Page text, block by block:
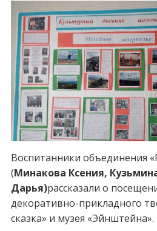
Воспитанники объединения
(Минакова Ксения,
Дарья)рассказали о
декоративно-прикладного
сказка» и музея «Эйнштейна».